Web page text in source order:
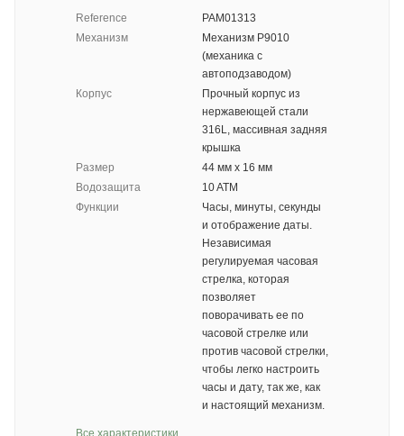
Reference
PAM01313
Механизм
Механизм P9010
(механика с
автоподзаводом)
Корпус
Прочный корпус из
нержавеющей стали
316L, массивная задняя
крышка
Размер
44 мм x 16 мм
Водозащита
10 ATM
Функции
Часы, минуты, секунды
и отображение даты.
Независимая
регулируемая часовая
стрелка, которая
позволяет
поворачивать ее по
часовой стрелке или
против часовой стрелки,
чтобы легко настроить
часы и дату, так же, как
и настоящий механизм.
Все характеристики